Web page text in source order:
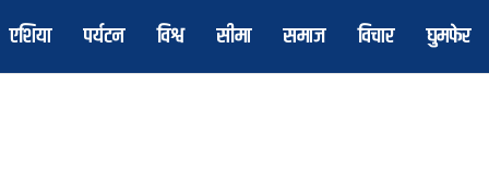
एशिया पर्यटन विश्व सीमा समाज विचार घुमफेर